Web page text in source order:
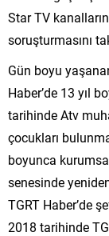
Star TV
soruşturmasını
Gün boyu
Haber’de 13 yıl
tarihinde Atv
çocukları
boyunca
senesinde
TGRT Haber’de
2018 tarihinde